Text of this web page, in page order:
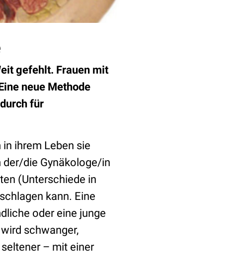
gefehlt. Frauen mit
neue Methode
für
ihrem Leben sie
der/die Gynäkologe/in
(Unterschiede in
kann. Eine
oder eine junge
schwanger,
– mit einer